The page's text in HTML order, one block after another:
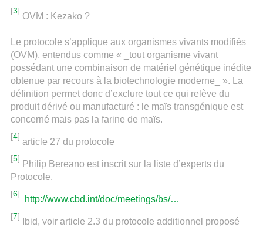
[3]
OVM : Kezako ?
Le protocole s’applique aux organismes vivants modifiés
(OVM), entendus comme « _tout organisme vivant
possédant une combinaison de matériel génétique inédite
obtenue par recours à la biotechnologie moderne_ ». La
définition permet donc d’exclure tout ce qui relève du
produit dérivé ou manufacturé : le maïs transgénique est
concerné mais pas la farine de maïs.
[4]
article 27 du protocole
[5]
Philip Bereano est inscrit sur la liste d’experts du
Protocole.
[6]
http://www.cbd.int/doc/meetings/bs/…
[7]
Ibid, voir article 2.3 du protocole additionnel proposé